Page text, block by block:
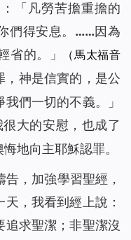
「 凡勞苦擔重擔的
們得安息。……因為
省的。
」
（馬太福音
，神是信實的，是公
們一切的不義。」
大的安慰，也成了
地向主耶穌認罪。
，加強學習聖經，
，我看到經上說：
追求聖潔；非聖潔沒